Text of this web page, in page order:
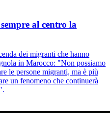
al centro la
dei migranti che hanno
in Marocco: "Non possiamo
le persone migranti, ma è più
un fenomeno che continuerà